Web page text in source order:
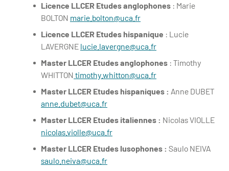
Licence LLCER Etudes anglophones : Marie
BOLTON marie.bolton@uca.fr
Licence LLCER Etudes hispanique : Lucie
LAVERGNE lucie.lavergne@uca.fr
Master LLCER Etudes anglophones : Timothy
WHITTON timothy.whitton@uca.fr
Master LLCER Etudes hispaniques : Anne DUBET
anne.dubet@uca.fr
Master LLCER Etudes italiennes : Nicolas VIOLLE
nicolas.violle@uca.fr
Master LLCER Etudes lusophones : Saulo NEIVA
saulo.neiva@uca.fr